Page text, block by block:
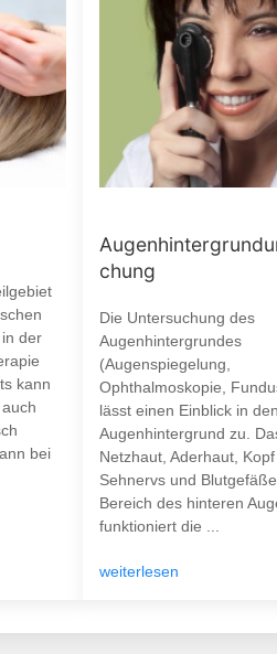
der
kann
bei
chung
Die Untersuchung des
Augenhintergrundes
(Augenspiegelung,
Ophthalmoskopie,
lässt einen Einblick in den
Augenhintergrund zu.
Netzhaut, Aderhaut,
Sehnervs und
Bereich des hinteren
funktioniert die ...
weiterlesen